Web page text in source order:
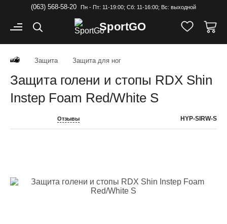
(063) 568-58-20 Пн - Пт: 11-19:00; Cб: 11-16:00; Вс: выходной
SportGO
Защита Защита для ног
Защита голени и стопы RDX Shin
Instep Foam Red/White S
Отзывы HYP-SIRW-S